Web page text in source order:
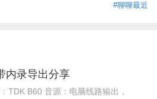
#聊聊最近
内录导出分享
TDK B60 音源：电脑线路输出，